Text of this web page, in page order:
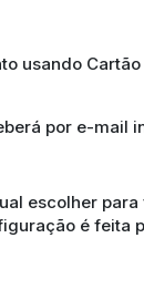
usando Cartão
por e-mail
escolher
é feita